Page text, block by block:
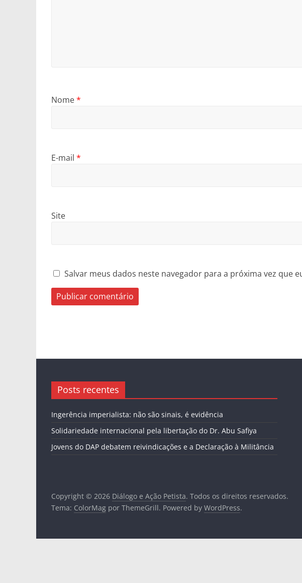
Nome*
E-mail *
Site
Salvar meus dados neste navegador para a próxima vez que
Posts recentes
Ingerência imperialista: não são sinais, é evidência
Solidariedade internacional pela libertação do Dr. Abu Safiya
Jovens do DAP debatem reivindicações e a Declaração à Militância
Copyright © 2026 Diálogo e Ação Petista. Todos os direitos reservados.
Tema: ColorMag por ThemeGrill. Powered by WordPress.